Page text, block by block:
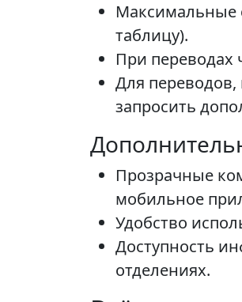
Максимальные
таблицу).
При переводах
Для
запросить
Прозрачные
мобильное
Удобство
Доступность
отделениях.